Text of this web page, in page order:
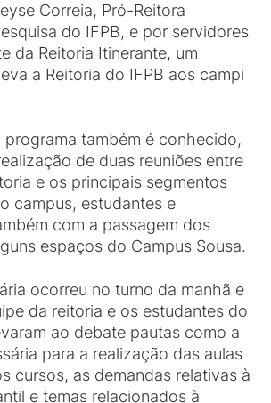
Correia, Pró-Reitora
do IFPB, e por servidores
da Reitoria Itinerante, um
a Reitoria do IFPB aos campi
programa também é conhecido,
de duas reuniões entre
e os principais segmentos
campus, estudantes e
com a passagem dos
espaços do Campus Sousa.
ocorreu no turno da manhã e
da reitoria e os estudantes do
ao debate pautas como a
para a realização das aulas
cursos, as demandas relativas à
e temas relacionados à